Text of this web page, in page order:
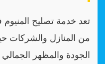
تعد خدمة تصليح
من المنازل
الجودة والمظهر